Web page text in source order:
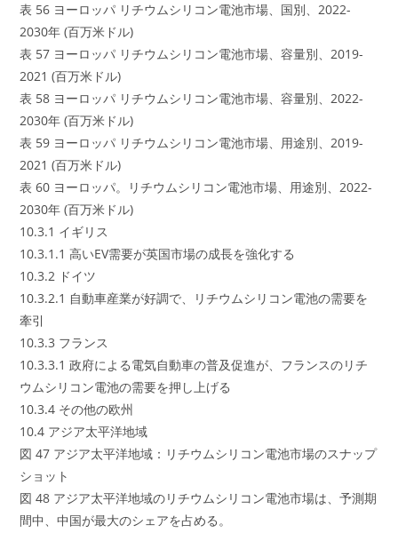
表 56 ヨーロッパ リチウムシリコン電池市場、国別、2022-
2030年 (百万米ドル)
表 57 ヨーロッパ リチウムシリコン電池市場、容量別、2019-
2021 (百万米ドル)
表 58 ヨーロッパ リチウムシリコン電池市場、容量別、2022-
2030年 (百万米ドル)
表 59 ヨーロッパ リチウムシリコン電池市場、用途別、2019-
2021 (百万米ドル)
表 60 ヨーロッパ。リチウムシリコン電池市場、用途別、2022-
2030年 (百万米ドル)
10.3.1 イギリス
10.3.1.1 高いEV需要が英国市場の成長を強化する
10.3.2 ドイツ
10.3.2.1 自動車産業が好調で、リチウムシリコン電池の需要を
牽引
10.3.3 フランス
10.3.3.1 政府による電気自動車の普及促進が、フランスのリチ
ウムシリコン電池の需要を押し上げる
10.3.4 その他の欧州
10.4 アジア太平洋地域
図 47 アジア太平洋地域：リチウムシリコン電池市場のスナップ
ショット
図 48 アジア太平洋地域のリチウムシリコン電池市場は、予測期
間中、中国が最大のシェアを占める。